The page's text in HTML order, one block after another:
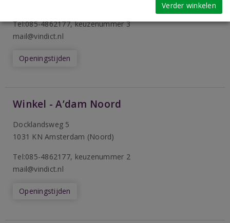
Tel:085-4862177, keuzenummer 3
mail@vindict.nl
Openingstijden
Winkel - A’dam Noord
Docklandsweg 5
1031 KN Amsterdam (Noord)
Tel:085-4862177, keuzenummer 2
mail@vindict.nl
Openingstijden
Verder winkelen